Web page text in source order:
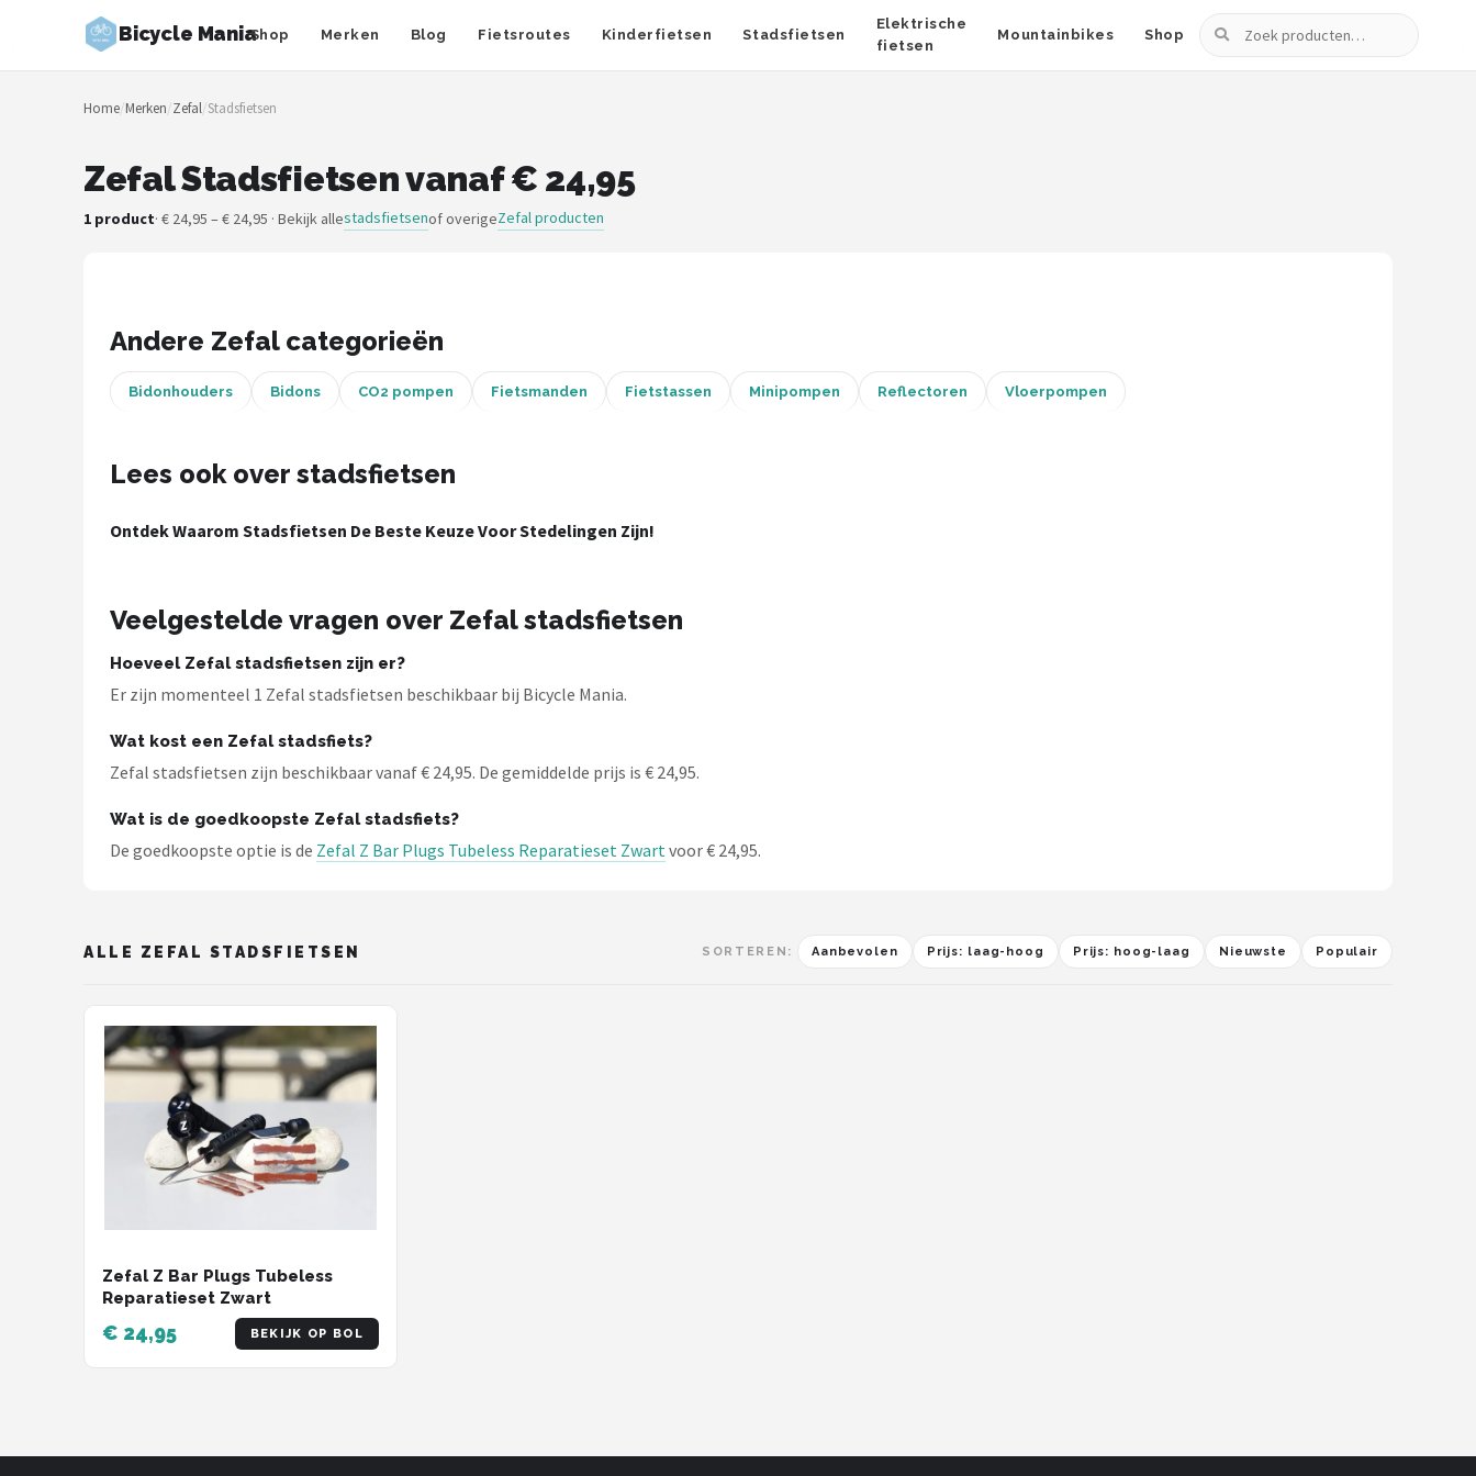
Bicycle ManiaShop Merken Blog Fietsroutes Kinderfietsen Stadsfietsen
Elektrische
fietsen
Mountainbikes Shop
Zoeken
Zoeken
NAVIGATIE
Merken
Kinderfietsen
Elektrische fietsen
Mountainbikes
POPULAIRE MERKEN
Voltano
Shimano
Home/Merken/Zefal/Stadsfietsen
Zefal Stadsfietsen vanaf € 24,95
1 product· € 24,95 – € 24,95 · Bekijk allestadsfietsenof overigeZefal producten
Andere Zefal categorieën
Bidonhouders Bidons CO2 pompen Fietsmanden Fietstassen Minipompen Reflectoren Vloerpompen
Lees ook over stadsfietsen
Ontdek Waarom Stadsfietsen De Beste Keuze Voor Stedelingen Zijn!
Veelgestelde vragen over Zefal stadsfietsen
Hoeveel Zefal stadsfietsen zijn er?
Er zijn momenteel 1 Zefal stadsfietsen beschikbaar bij Bicycle Mania.
Wat kost een Zefal stadsfiets?
Zefal stadsfietsen zijn beschikbaar vanaf € 24,95. De gemiddelde prijs is € 24,95.
Wat is de goedkoopste Zefal stadsfiets?
De goedkoopste optie is de Zefal Z Bar Plugs Tubeless Reparatieset Zwartvoor € 24,95.
ALLE ZEFAL STADSFIETSEN SORTEREN: Aanbevolen Prijs: laag-hoog Prijs: hoog-laag Nieuwste Populair
Zefal Z Bar Plugs Tubeless
Reparatieset Zwart
€ 24,95 BEKIJK OP BOL